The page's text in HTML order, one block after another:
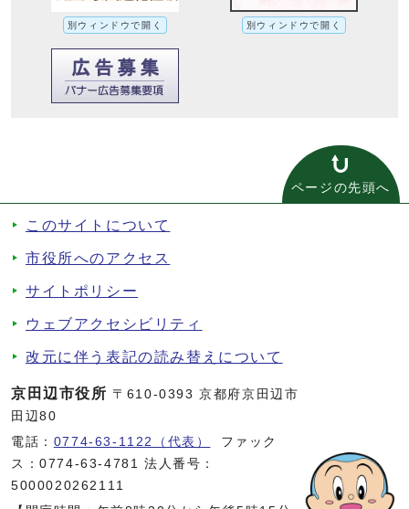
別ウィンドウで開く 別ウィンドウで開く
ページの先頭へ
このサイトについて
市役所へのアクセス
サイトポリシー
ウェブアクセシビリティ
改元に伴う表記の読み替えについて
京田辺市役所 〒610-0393 京都府京田辺市
田辺80
電話： 0774-63-1122（代表）
ファック
ス：0774-63-4781 法人番号：
5000020262111